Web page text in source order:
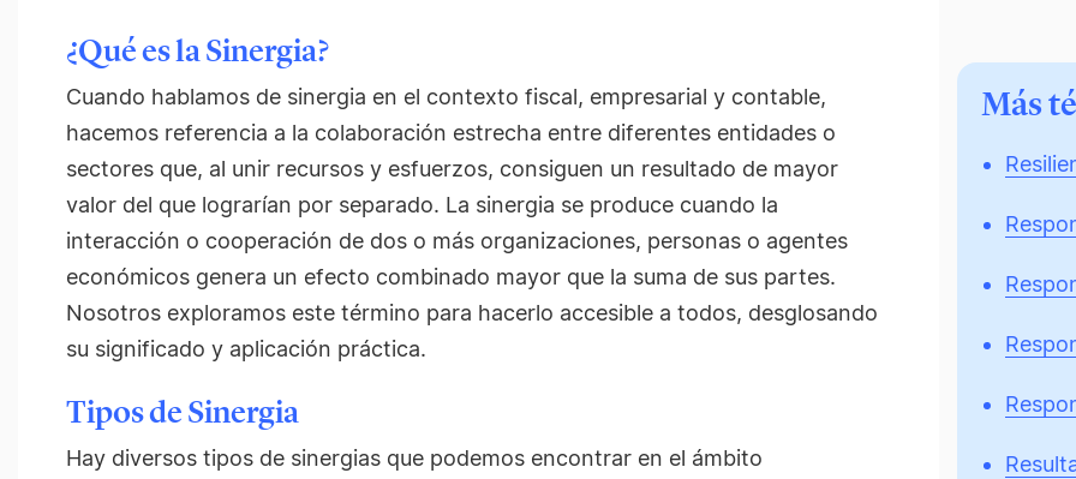
¿Qué es la Sinergia?
Cuando hablamos de sinergia en el contexto fiscal, empresarial y contable,
hacemos referencia a la colaboración estrecha entre diferentes entidades o
sectores que, al unir recursos y esfuerzos, consiguen un resultado de mayor
valor del que lograrían por separado. La sinergia se produce cuando la
interacción o cooperación de dos o más organizaciones, personas o agentes
económicos genera un efecto combinado mayor que la suma de sus partes.
Nosotros exploramos este término para hacerlo accesible a todos, desglosando
su significado y aplicación práctica.
Tipos de Sinergia
Hay diversos tipos de sinergias que podemos encontrar en el ámbito
Más